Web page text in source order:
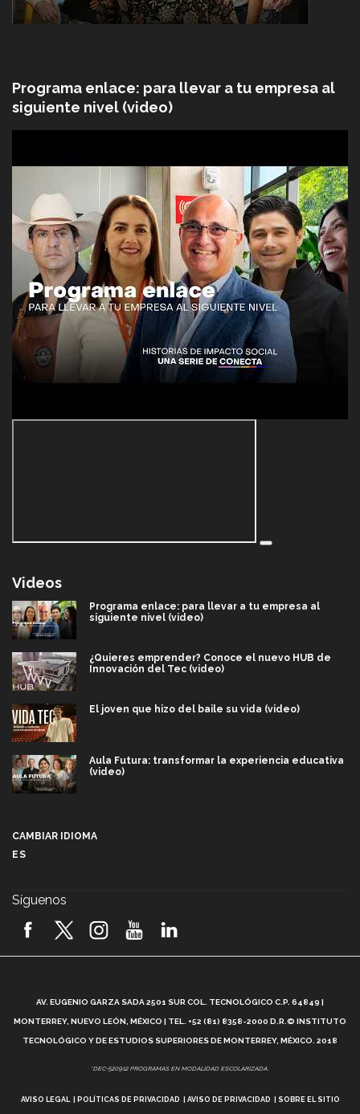
Programa enlace: para llevar a tu empresa al
siguiente nivel (video)
Videos
Programa enlace: para llevar a tu empresa al
siguiente nivel (video)
¿Quieres emprender? Conoce el nuevo HUB de
Innovación del Tec (video)
El joven que hizo del baile su vida (video)
Aula Futura: transformar la experiencia educativa
(video)
2026! (video)
¿Cómo es el Modelo Educativo Tec? (video)
Vida Tec: Feminismo e Inteligencia Artificial, Paola
CAMBIAR IDIOMA
ES
Síguenos
AV. EUGENIO GARZA SADA 2501 SUR COL. TECNOLÓGICO C.P. 64849 |
MONTERREY, NUEVO LEÓN, MÉXICO | TEL. +52 (81) 8358-2000 D.R.© INSTITUTO
TECNOLÓGICO Y DE ESTUDIOS SUPERIORES DE MONTERREY, MÉXICO. 2018
*DEC-520912 PROGRAMAS EN MODALIDAD ESCOLARIZADA.
AVISO LEGAL POLÍTICAS DE PRIVACIDAD AVISO DE PRIVACIDAD SOBRE EL SITIO